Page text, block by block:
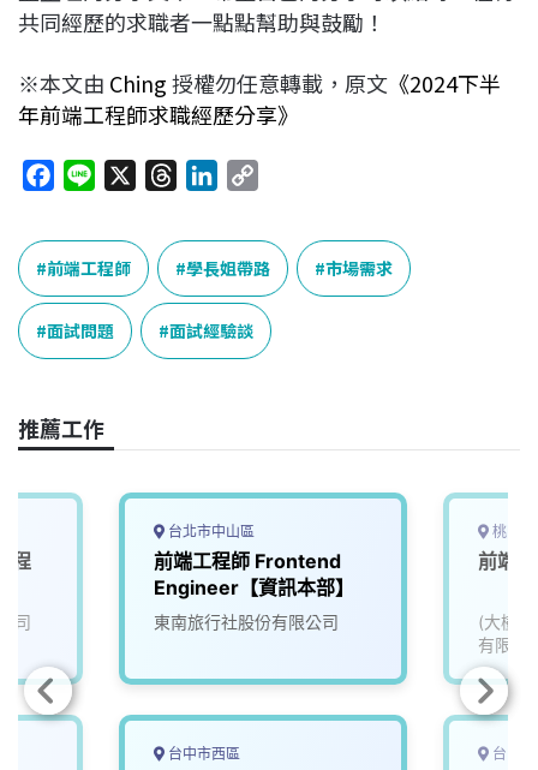
共同經歷的求職者一點點幫助與鼓勵！
※本文由 Ching授權勿任意轉載，原文 《2024下半
年前端工程師求職經歷分享》
c
e
b
o
o
n
e
r
e
a
d
s
n
k
e
d
I
p
y
L
n
前端工程師 學長姐帶路 市場需求
面試問題 面試經驗談
推薦工作
程
司
台北市中山區
前端工程師 Frontend
Engineer【資訊本部】
東南旅行社股份有限公司
台中市西區
桃園
前端
(大樹
有限公
台中